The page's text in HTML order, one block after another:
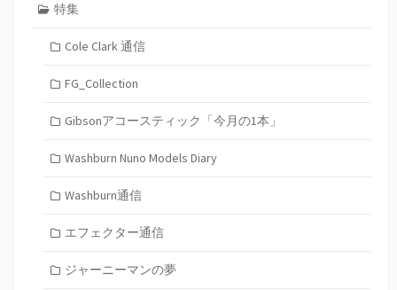
特集
Cole Clark 通信
FG_Collection
Gibsonアコースティック「今月の1本」
Washburn Nuno Models Diary
Washburn通信
エフェクター通信
ジャーニーマンの夢